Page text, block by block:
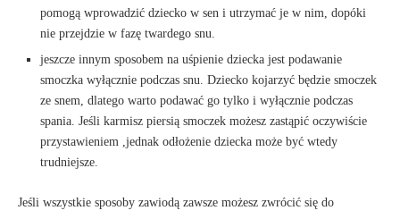
pomogą wprowadzić dziecko w sen i utrzymać je w nim, dopóki
nie przejdzie w fazę twardego snu.
jeszcze innym sposobem na uśpienie dziecka jest podawanie
smoczka wyłącznie podczas snu. Dziecko kojarzyć będzie smoczek
ze snem, dlatego warto podawać go tylko i wyłącznie podczas
spania. Jeśli karmisz piersią smoczek możesz zastąpić oczywiście
przystawieniem ,jednak odłożenie dziecka może być wtedy
trudniejsze.
Jeśli wszystkie sposoby zawiodą zawsze możesz zwrócić się do